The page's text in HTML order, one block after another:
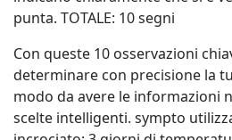
punta. TOTALE: 10 segni
Con queste 10 osservazioni
determinare con precisione la
modo da avere le informazioni
scelte intelligenti. sympto